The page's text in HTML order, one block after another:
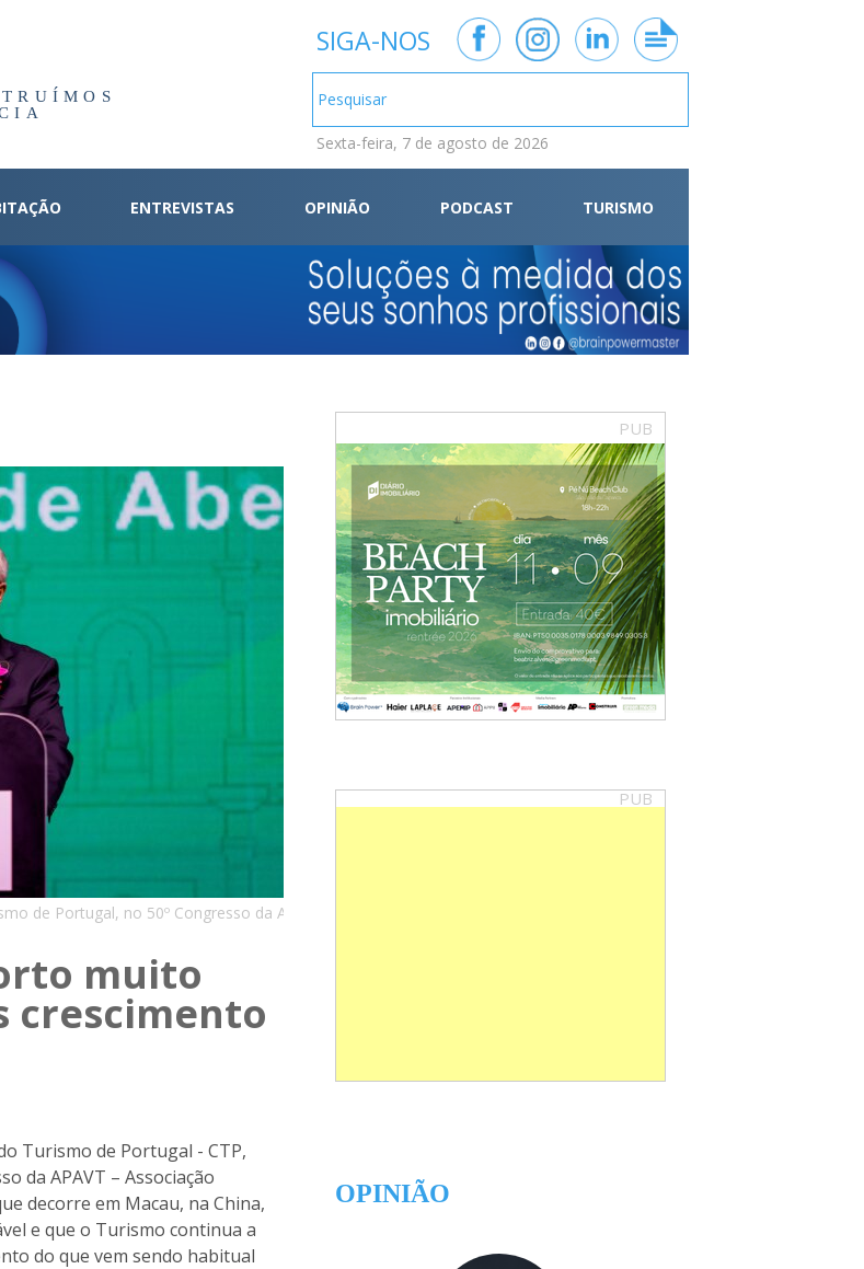
SIGA-NOS
Sexta-feira, 7 de agosto de 2026
ENTREVISTAS OPINIÃO PODCAST TURISMO
de Portugal, no 50º Congresso da APAVT, Macau
muito
crescimento
Turismo de Portugal - CTP,
da APAVT – Associação
decorre em Macau, na China,
e que o Turismo continua a
do que vem sendo habitual
PUB
PUB
OPINIÃO